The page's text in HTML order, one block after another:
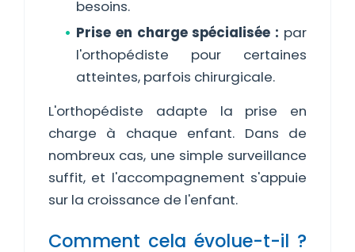
besoins.
Prise en charge spécialisée : par
l'orthopédiste pour certaines
atteintes, parfois chirurgicale.
L'orthopédiste adapte la prise en
charge à chaque enfant. Dans de
nombreux cas, une simple surveillance
suffit, et l'accompagnement s'appuie
sur la croissance de l'enfant.
Comment cela évolue-t-il ?